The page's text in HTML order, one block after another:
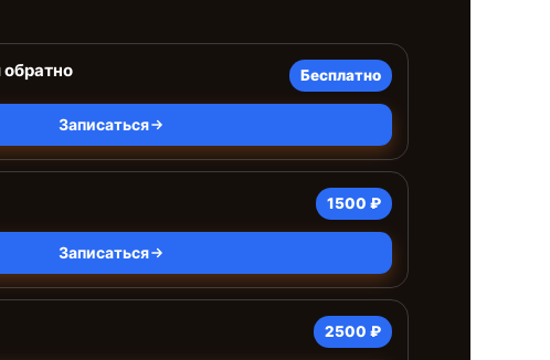
обратно Бесплатно
Записаться
1500 ₽
Записаться
2500 ₽